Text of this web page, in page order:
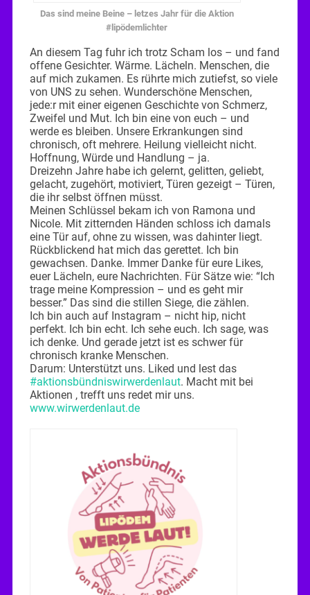
Das sind meine Beine – letzes Jahr für die Aktion
#lipödemlichter
An diesem Tag fuhr ich trotz Scham los – und fand
offene Gesichter. Wärme. Lächeln. Menschen, die
auf mich zukamen. Es rührte mich zutiefst, so viele
von UNS zu sehen. Wunderschöne Menschen,
jede:r mit einer eigenen Geschichte von Schmerz,
Zweifel und Mut. Ich bin eine von euch – und
werde es bleiben. Unsere Erkrankungen sind
chronisch, oft mehrere. Heilung vielleicht nicht.
Hoffnung, Würde und Handlung – ja.
Dreizehn Jahre habe ich gelernt, gelitten, geliebt,
gelacht, zugehört, motiviert, Türen gezeigt – Türen,
die ihr selbst öffnen müsst.
Meinen Schlüssel bekam ich von Ramona und
Nicole. Mit zitternden Händen schloss ich damals
eine Tür auf, ohne zu wissen, was dahinter liegt.
Rückblickend hat mich das gerettet. Ich bin
gewachsen. Danke. Immer Danke für eure Likes,
euer Lächeln, eure Nachrichten. Für Sätze wie: “Ich
trage meine Kompression – und es geht mir
besser.” Das sind die stillen Siege, die zählen.
Ich bin auch auf Instagram – nicht hip, nicht
perfekt. Ich bin echt. Ich sehe euch. Ich sage, was
ich denke. Und gerade jetzt ist es schwer für
chronisch kranke Menschen.
Darum: Unterstützt uns. Liked und lest das
#aktionsbündniswirwerdenlaut. Macht mit bei
Aktionen , trefft uns redet mir uns.
www.wirwerdenlaut.de